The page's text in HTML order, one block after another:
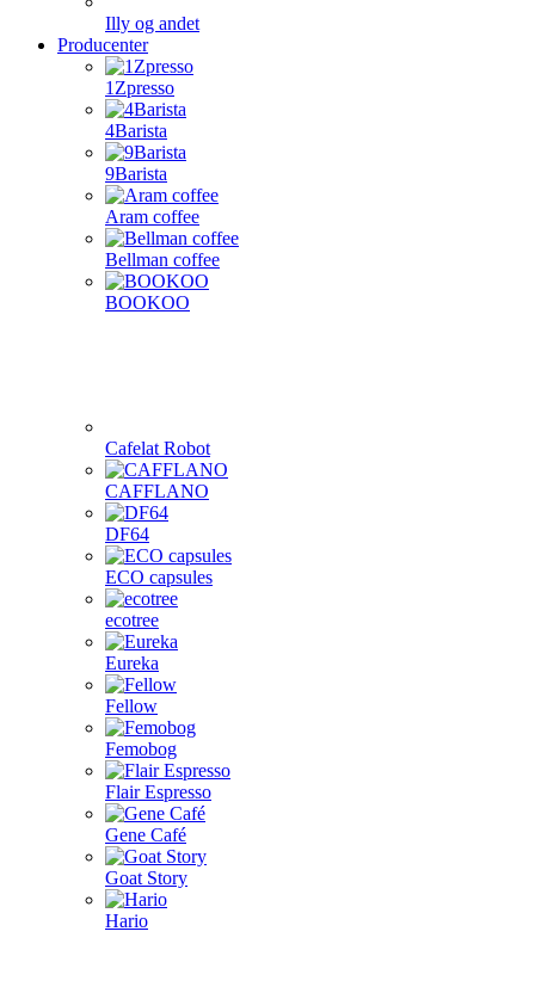
Illy og andet
Producenter
1Zpresso
4Barista
9Barista
Aram coffee
Bellman coffee
BOOKOO
Cafelat Robot
CAFFLANO
DF64
ECO capsules
ecotree
Eureka
Fellow
Femobog
Flair Espresso
Gene Café
Goat Story
Hario